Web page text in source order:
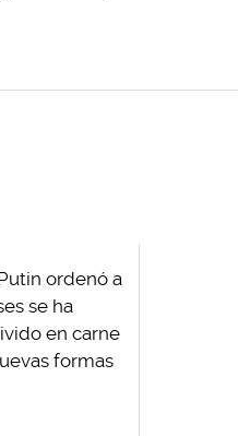
ordenó a
se ha
en carne
formas